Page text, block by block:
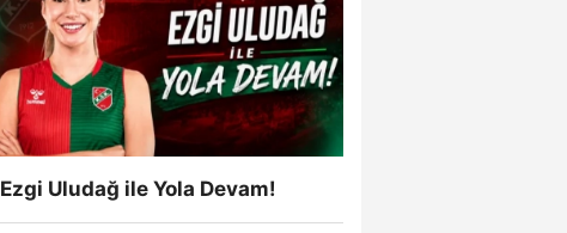
Ezgi Uludağ ile Yola Devam!